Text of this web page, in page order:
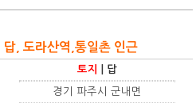
, 도라산역,통일촌 인근
토지 답
경기 파주시 군내면